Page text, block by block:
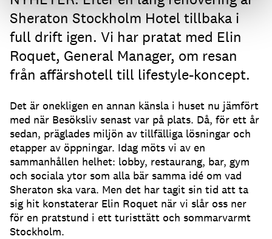
Sheraton Stockholm Hotel tillbaka i
full drift igen. Vi har pratat med Elin
Roquet, General Manager, om resan
från affärshotell till lifestyle-koncept.
Det är onekligen en annan känsla i huset nu jämfört
med när Besöksliv senast var på plats. Då, för ett år
sedan, präglades miljön av tillfälliga lösningar och
etapper av öppningar. Idag möts vi av en
sammanhållen helhet: lobby, restaurang, bar, gym
och sociala ytor som alla bär samma idé om vad
Sheraton ska vara. Men det har tagit sin tid att ta
sig hit konstaterar Elin Roquet när vi slår oss ner
för en pratstund i ett turisttätt och sommarvarmt
Stockholm.